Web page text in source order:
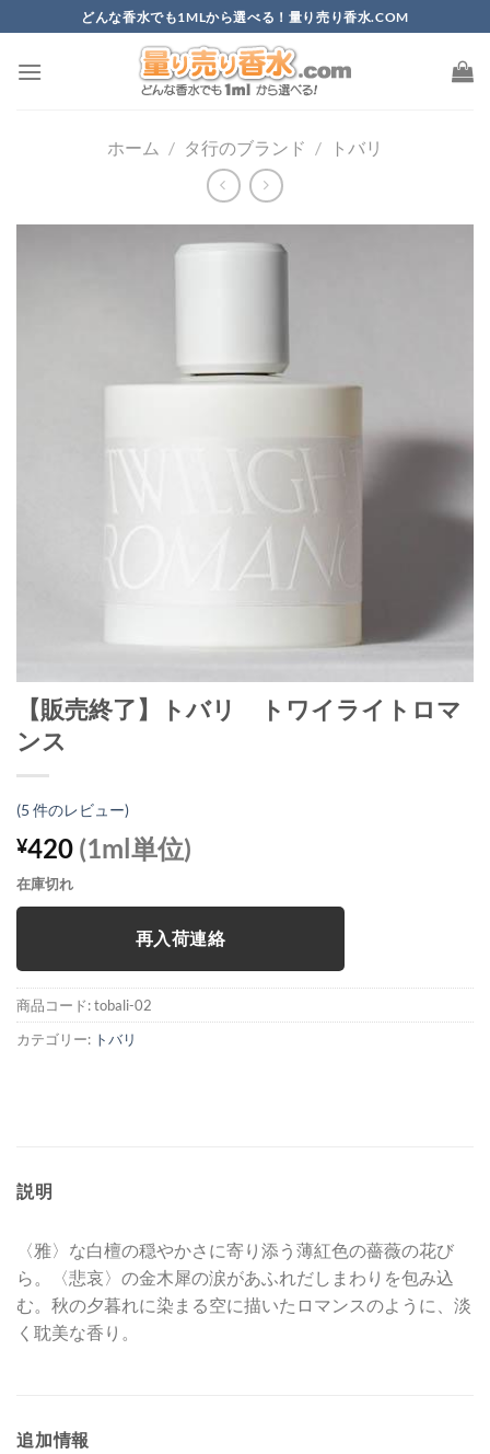
to
content
どんな香水でも1MLから選べる！量り売り香水.COM
ホーム / タ行のブランド / トバリ
【販売終了】トバリ トワイライトロマ
ンス
(5 件のレビュー)
¥420 (1ml単位)
在庫切れ
再入荷連絡
商品コード:tobali-02
カテゴリー: トバリ
説明
〈雅〉な白檀の穏やかさに寄り添う薄紅色の薔薇の花び
ら。〈悲哀〉の金木犀の涙があふれだしまわりを包み込
む。秋の夕暮れに染まる空に描いたロマンスのように、淡
く耽美な香り。
追加情報